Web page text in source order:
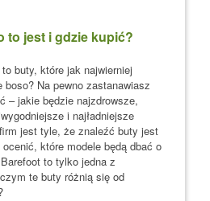
to jest i gdzie kupić?
buty, które jak najwierniej
boso? Na pewno zastanawiasz
– jakie będzie najzdrowsze,
i najładniejsze
jest tyle, że znaleźć buty jest
ocenić, które modele będą dbać o
to tylko jedna z
te buty różnią się od